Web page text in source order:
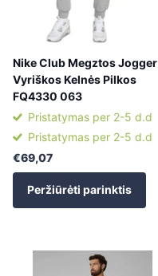
Nike Club Megztos Jogger
Vyriškos Kelnės Pilkos
FQ4330 063
Pristatymas per 2-5 d.d
Pristatymas per 2-5 d.d
€69,07
Peržiūrėti parinktis